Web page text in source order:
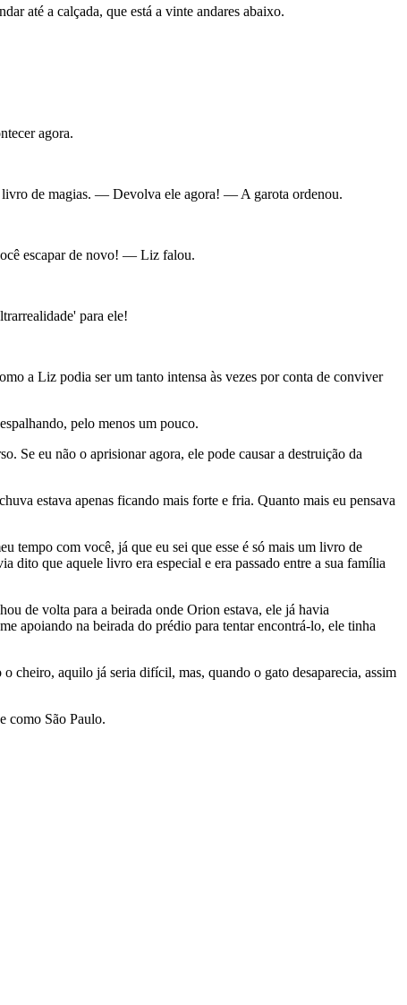
até a calçada, que está a vinte andares abaixo.
agora.
de magias. — Devolva ele agora! — A garota ordenou.
escapar de novo! — Liz falou.
para ele!
a Liz podia ser um tanto intensa às vezes por conta de conviver
pelo menos um pouco.
Se eu não o aprisionar agora, ele pode causar a destruição da
estava apenas ficando mais forte e fria. Quanto mais eu pensava
com você, já que eu sei que esse é só mais um livro de
que aquele livro era especial e era passado entre a sua família
de volta para a beirada onde Orion estava, ele já havia
apoiando na beirada do prédio para tentar encontrá-lo, ele tinha
cheiro, aquilo já seria difícil, mas, quando o gato desaparecia, assim
como São Paulo.